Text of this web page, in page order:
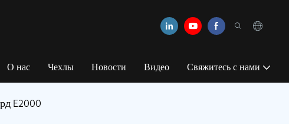
О нас Чехлы Новости Видео Свяжитесь с нами
E2000